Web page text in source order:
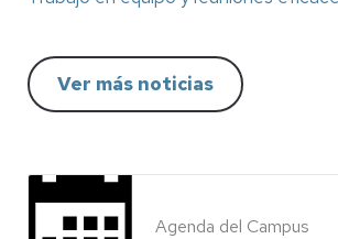
Ver más noticias
Agenda del Campus